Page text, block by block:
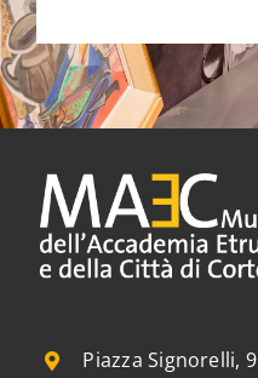
Piazza Signorelli, 9